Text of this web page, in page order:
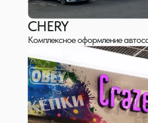
Дизайн
Разработка логотипа,
полиграфии и вывесок.
CHERY
Комплексное оформление